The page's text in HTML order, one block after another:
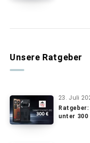
Unsere Ratgeber
23. Juli
unter 300